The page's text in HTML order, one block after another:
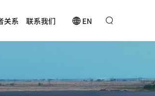
关系 联系我们 EN